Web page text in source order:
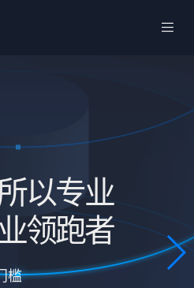
以专业
领跑者
槛